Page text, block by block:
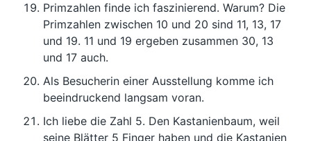
Primzahlen finde ich faszinierend. Warum? Die
Primzahlen zwischen 10 und 20 sind 11, 13, 17
und 19. 11 und 19 ergeben zusammen 30, 13
und 17 auch.
Als Besucherin einer Ausstellung komme ich
beeindruckend langsam voran.
Ich liebe die Zahl 5. Den Kastanienbaum, weil
seine Blätter 5 Finger haben und die Kastanien